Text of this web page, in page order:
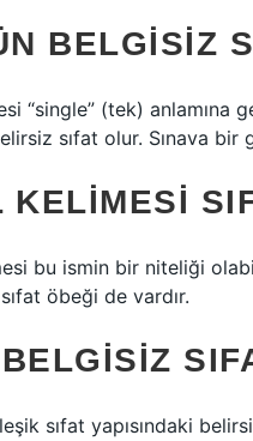
BELGISIZ
“single” (tek) anlamına
sıfat olur. Sınava bir
KELIMESI
bu ismin bir niteliği
öbeği de vardır.
sıfat yapısındaki